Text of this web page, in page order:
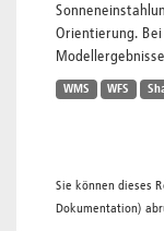
Orientierung.
WMS WFS
Sie können dieses
Dokumentation)